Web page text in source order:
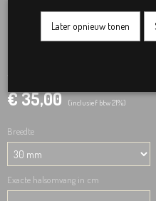
€ 35,00 (inclusief btw 21%)
Breedte
Exacte halsomvang in cm
Later opnieuw tonen